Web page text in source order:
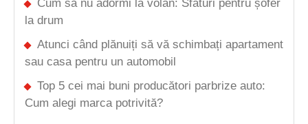
Cum să nu adormi la volan: Sfaturi pentru șofer
la drum
Atunci când plănuiți să vă schimbați apartament
sau casa pentru un automobil
Top 5 cei mai buni producători parbrize auto:
Cum alegi marca potrivită?